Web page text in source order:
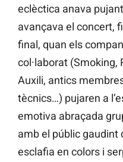
eclèctica anava
avançava el concert,
final, quan els
col·laborat (Smoking,
Auxili, antics
tècnics…) pujaren a
emotiva abraçada
amb el públic gaudint
esclafia en colors i